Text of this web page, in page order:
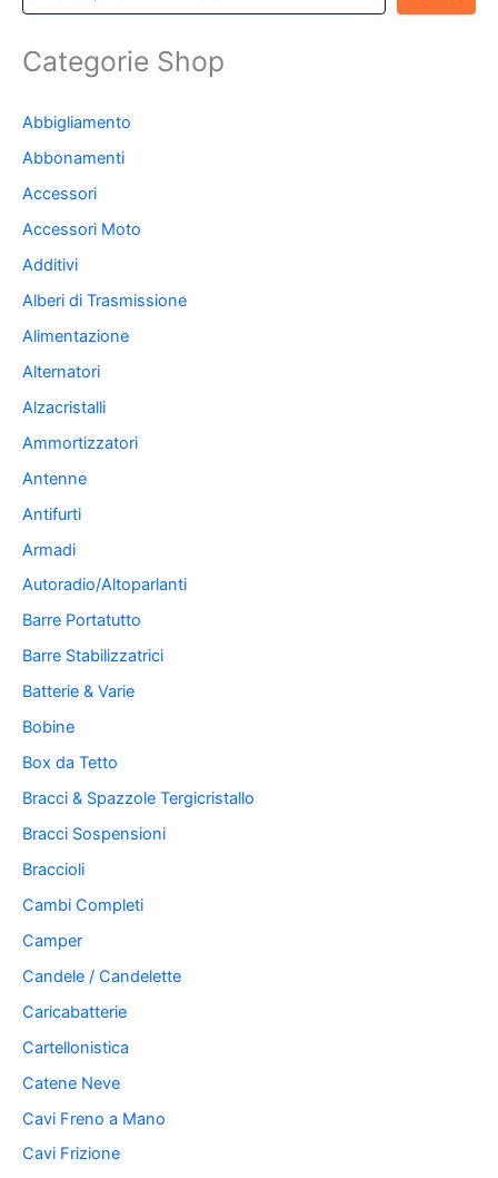
Categorie Shop
Abbigliamento
Abbonamenti
Accessori
Accessori Moto
Additivi
Alberi di Trasmissione
Alimentazione
Alternatori
Alzacristalli
Ammortizzatori
Antenne
Antifurti
Armadi
Autoradio/Altoparlanti
Barre Portatutto
Barre Stabilizzatrici
Batterie & Varie
Bobine
Box da Tetto
Bracci & Spazzole Tergicristallo
Bracci Sospensioni
Braccioli
Cambi Completi
Camper
Candele / Candelette
Caricabatterie
Cartellonistica
Catene Neve
Cavi Freno a Mano
Cavi Frizione